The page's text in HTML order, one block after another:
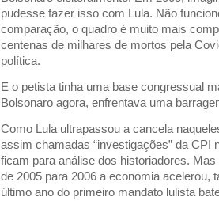
pudesse fazer isso com Lula. Não
comparação, o quadro é muito mais
centenas de milhares de mortos pela
política.
E o petista tinha uma base congressual
Bolsonaro agora, enfrentava uma
Como Lula ultrapassou a cancela
assim chamadas “investigações” da CPI
ficam para análise dos historiadores.
de 2005 para 2006 a economia acelerou,
último ano do primeiro mandato lulista